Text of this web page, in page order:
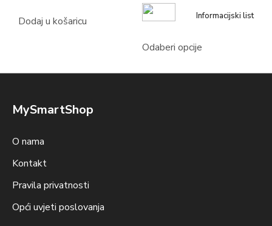
Dodaj u košaricu Informacijski list
Odaberi opcije
MySmartShop
O nama
Kontakt
Pravila privatnosti
Opći uvjeti poslovanja